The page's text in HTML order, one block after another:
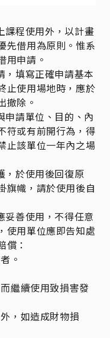
課程使用外，以計畫
先借用為原則。惟系
用申請。
，填寫正確申請基本
止使用場地時，應於
撤除。
申請單位、目的、內
符或有前開行為，得
止該單位一年內之場
，於使用後回復原
旗幟，請於使用後自
妥善使用，不得任意
使用單位應即告知處
償：
。
繼續使用致損害發
，如造成財物損